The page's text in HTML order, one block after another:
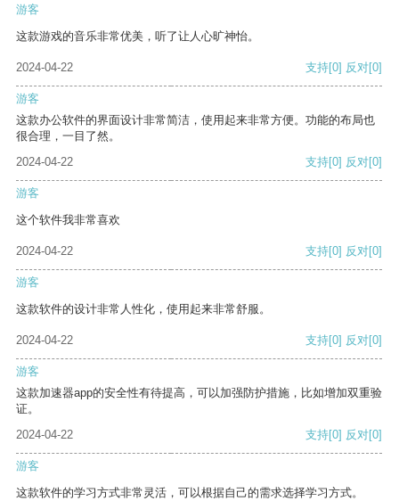
游客
这款游戏的音乐非常优美，听了让人心旷神怡。
2024-04-22 支持[0] 反对[0]
游客
这款办公软件的界面设计非常简洁，使用起来非常方便。功能的布局也
很合理，一目了然。
2024-04-22
支持[0] 反对[0]
游客
这个软件我非常喜欢
2024-04-22 支持[0] 反对[0]
游客
这款软件的设计非常人性化，使用起来非常舒服。
2024-04-22 支持[0] 反对[0]
游客
这款加速器app的安全性有待提高，可以加强防护措施，比如增加双重验
证。
2024-04-22
支持[0] 反对[0]
游客
这款软件的学习方式非常灵活，可以根据自己的需求选择学习方式。